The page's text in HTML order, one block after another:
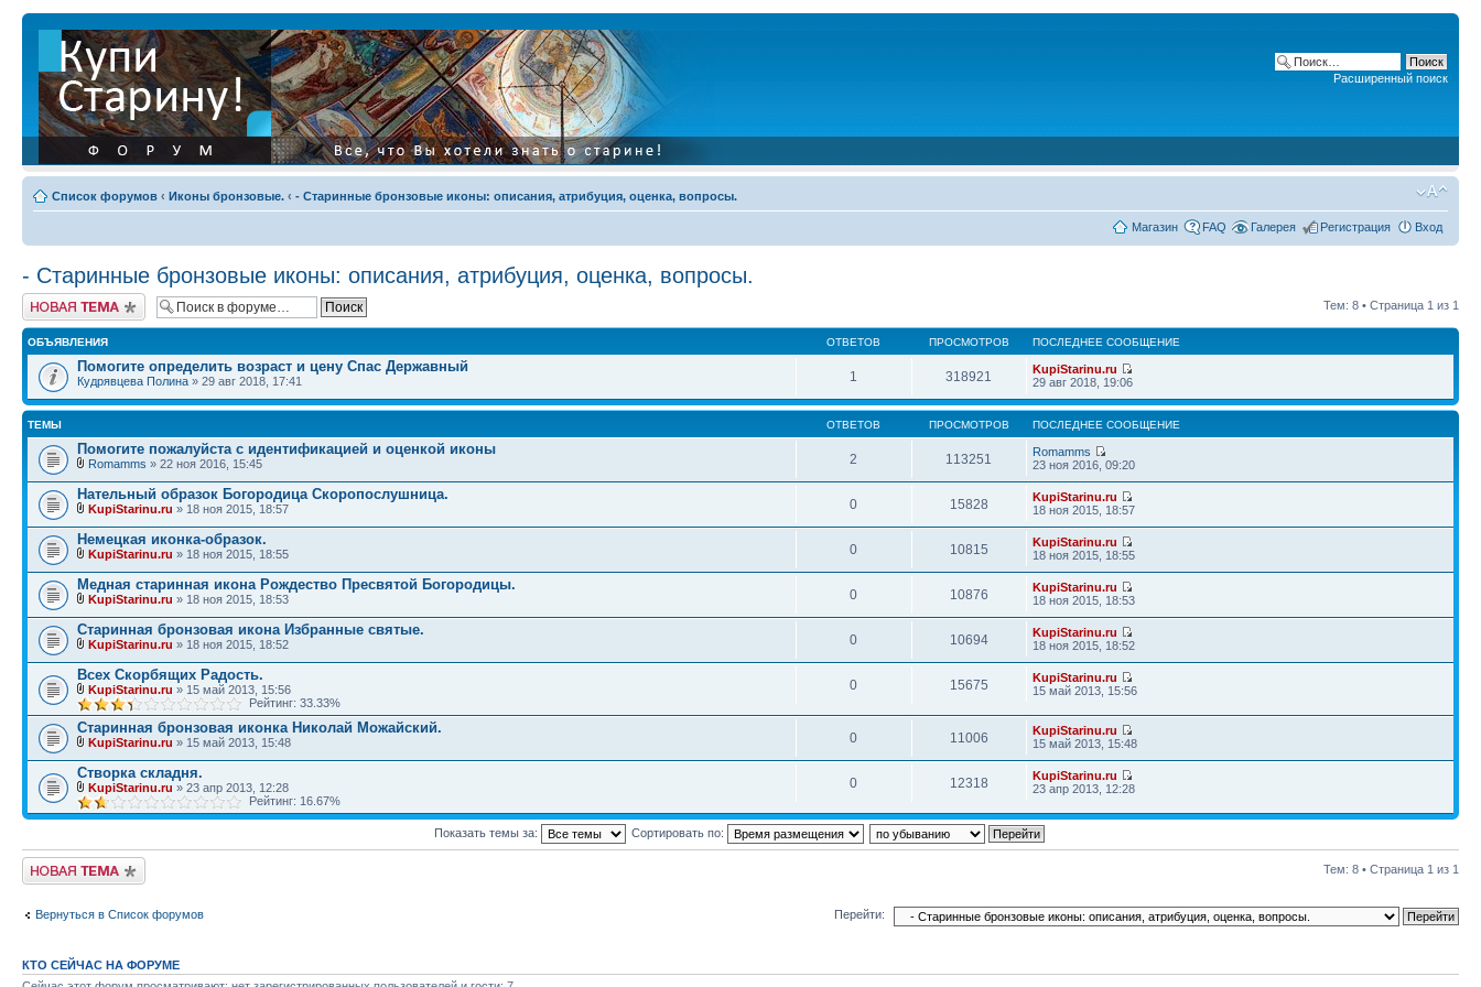
Расширенный поиск
Список форумов ‹ Иконы бронзовые. ‹ - Старинные бронзовые иконы: описания, атрибуция, оценка, вопросы.
Магазин FAQ Галерея Регистрация Вход
- Старинные бронзовые иконы: описания, атрибуция, оценка, вопросы.
Начать новую тему Тем: 8 • Страница 1 из 1
ОБЪЯВЛЕНИЯ ОТВЕТОВ ПРОСМОТРОВ ПОСЛЕДНЕЕ СООБЩЕНИЕ
Помогите определить возраст и цену Спас Державный
Кудрявцева Полина » 29 авг 2018, 17:41 1 318921
KupiStarinu.ru
29 авг 2018, 19:06
ТЕМЫ ОТВЕТОВ ПРОСМОТРОВ ПОСЛЕДНЕЕ СООБЩЕНИЕ
Помогите пожалуйста с идентификацией и оценкой иконы
Romamms » 22 ноя 2016, 15:45 2 113251
Romamms
23 ноя 2016, 09:20
Нательный образок Богородица Скоропослушница.
KupiStarinu.ru » 18 ноя 2015, 18:57 0 15828
KupiStarinu.ru
18 ноя 2015, 18:57
Немецкая иконка-образок.
KupiStarinu.ru » 18 ноя 2015, 18:55 0 10815
KupiStarinu.ru
18 ноя 2015, 18:55
Медная старинная икона Рождество Пресвятой Богородицы.
KupiStarinu.ru » 18 ноя 2015, 18:53 0 10876
KupiStarinu.ru
18 ноя 2015, 18:53
Старинная бронзовая икона Избранные святые.
KupiStarinu.ru » 18 ноя 2015, 18:52 0 10694
KupiStarinu.ru
18 ноя 2015, 18:52
Всех Скорбящих Радость.
KupiStarinu.ru » 15 май 2013, 15:56
Рейтинг: 33.33%
0 15675
KupiStarinu.ru
15 май 2013, 15:56
Старинная бронзовая иконка Николай Можайский.
KupiStarinu.ru » 15 май 2013, 15:48 0 11006
KupiStarinu.ru
15 май 2013, 15:48
Створка складня.
KupiStarinu.ru » 23 апр 2013, 12:28
Рейтинг: 16.67%
0 12318
KupiStarinu.ru
23 апр 2013, 12:28
Показать темы за: Сортировать по:
Начать новую тему Тем: 8 • Страница 1 из 1
Вернуться в Список форумов Перейти:
КТО СЕЙЧАС НА ФОРУМЕ